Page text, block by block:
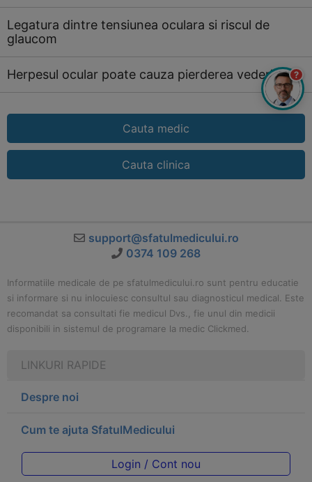
Legatura dintre tensiunea oculara si riscul de
glaucom
Herpesul ocular poate cauza pierderea vederii?
Cauta medic
Cauta clinica
support@sfatulmedicului.ro
0374 109 268
Informatiile medicale de pe sfatulmedicului.ro sunt pentru educatie
si informare si nu inlocuiesc consultul sau diagnosticul medical. Este
recomandat sa consultati fie medicul Dvs., fie unul din medicii
disponibili in sistemul de programare la medic Clickmed.
LINKURI RAPIDE
Despre noi
Cum te ajuta SfatulMedicului
Login / Cont nou
?